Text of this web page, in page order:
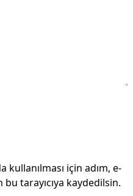
için adım, e-
tarayıcıya kaydedilsin.